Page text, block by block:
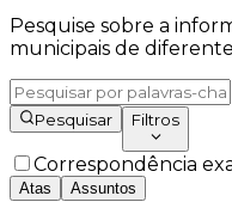
Pesquise sobre a
municipais de
Pesquisar Filtros
Correspondência
Atas Assuntos